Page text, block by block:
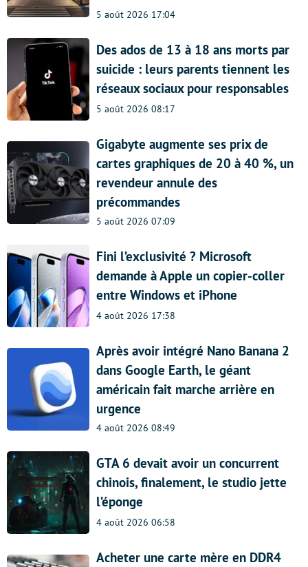
5 août 2026 17:04
Des ados de 13 à 18 ans morts par
suicide : leurs parents tiennent les
réseaux sociaux pour responsables
5 août 2026 08:17
Gigabyte augmente ses prix de
cartes graphiques de 20 à 40 %, un
revendeur annule des
précommandes
5 août 2026 07:09
Fini l’exclusivité ? Microsoft
demande à Apple un copier-coller
entre Windows et iPhone
4 août 2026 17:38
Après avoir intégré Nano Banana 2
dans Google Earth, le géant
américain fait marche arrière en
urgence
4 août 2026 08:49
GTA 6 devait avoir un concurrent
chinois, finalement, le studio jette
l’éponge
4 août 2026 06:58
Acheter une carte mère en DDR4